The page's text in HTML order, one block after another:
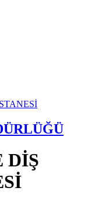
DİŞ